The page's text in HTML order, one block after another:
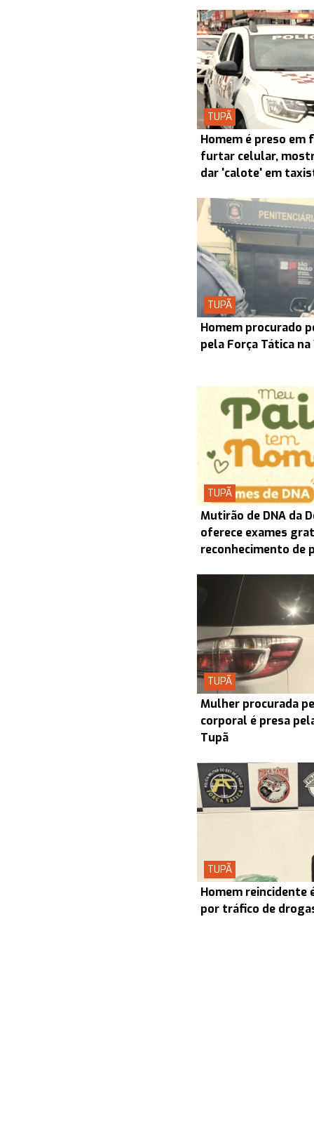
TUPÃ
Homem é preso
furtar celular,
dar 'calote' em
TUPÃ
Homem procurado
pela Força Tática
TUPÃ
Mutirão de DNA da
oferece exames
reconhecimento de
TUPÃ
Mulher procurada
corporal é presa
Tupã
TUPÃ
Homem reincidente
por tráfico de